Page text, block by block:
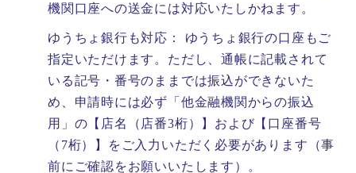
機関口座への送金には対応いたしかねます。
ゆうちょ銀行も対応： ゆうちょ銀行の口座もご
指定いただけます。ただし、通帳に記載されて
いる記号・番号のままでは振込ができないた
め、申請時には必ず「他金融機関からの振込
用」の【店名（店番3桁）】および【口座番号
（7桁）】をご入力いただく必要があります（事
前にご確認をお願いいたします）。